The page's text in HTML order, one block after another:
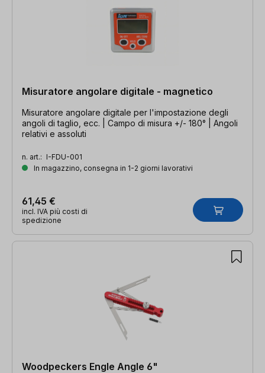
Misuratore angolare digitale - magnetico
Misuratore angolare digitale per l'impostazione degli
angoli di taglio, ecc. | Campo di misura +/- 180° | Angoli
relativi e assoluti
n. art.: I-FDU-001
In magazzino, consegna in 1-2 giorni lavorativi
61,45 €
incl. IVA più costi di
spedizione
Woodpeckers Engle Angle 6"